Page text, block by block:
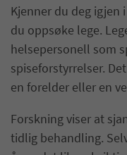
Kjenner du deg igjen
du oppsøke lege.
helsepersonell som
spiseforstyrrelser.
en forelder eller en
Forskning viser at
tidlig behandling.